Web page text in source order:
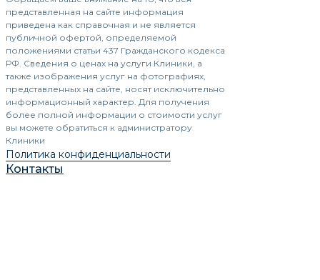
представленная на сайте информация
приведена как справочная и не является
публичной офертой, определяемой
положениями статьи 437 Гражданского кодекса
РФ. Сведения о ценах на услуги Клиники, а
также изображения услуг на фотографиях,
представленных на сайте, носят исключительно
информационный характер. Для получения
более полной информации о стоимости услуг
вы можете обратиться к администратору
Клиники
Политика конфиденциальности
Контакты